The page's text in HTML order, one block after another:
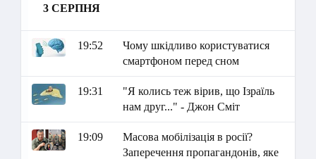
3 СЕРПНЯ
19:52
Чому шкідливо користуватися
смартфоном перед сном
19:31
"Я колись теж вірив, що Ізраїль
нам друг..." - Джон Сміт
19:09
Масова мобілізація в росії?
Заперечення пропагандонів, яке